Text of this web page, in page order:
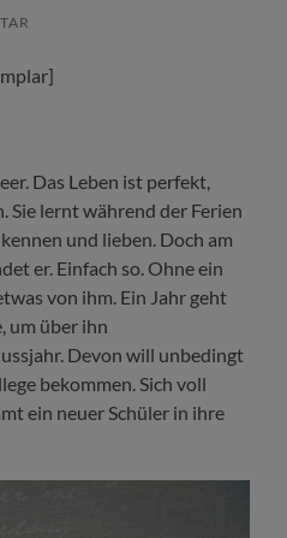
Das Leben ist perfekt,
Sie lernt während der Ferien
und lieben. Doch am
er. Einfach so. Ohne ein
von ihm. Ein Jahr geht
um über ihn
Devon will unbedingt
bekommen. Sich voll
ein neuer Schüler in ihre